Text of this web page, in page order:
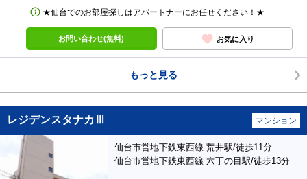
★仙台でのお部屋探しはアパートナーにお任せください！★
お問い合わせ(無料) お気に入り
もっと見る
レジデンスタナカⅢ マンション
仙台市営地下鉄東西線 荒井駅/徒歩11分
仙台市営地下鉄東西線 六丁の目駅/徒歩13分